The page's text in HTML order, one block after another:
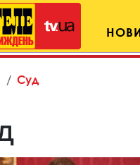
Суд